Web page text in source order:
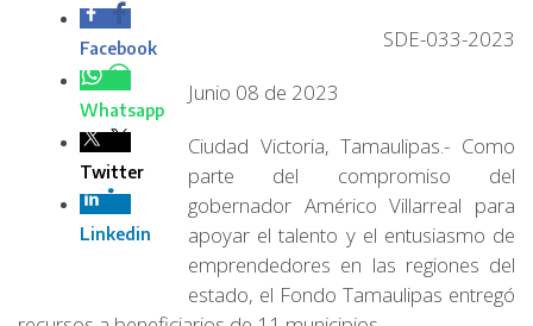
núcleos solidarios
Junio 08 de 2023
Ciudad Victoria, Tamaulipas.- Como parte del
compromiso del gobernador Américo Villarreal para
apoyar el talento y el entusiasmo de emprendedores en
las regiones del estado, el Fondo Tamaulipas entregó